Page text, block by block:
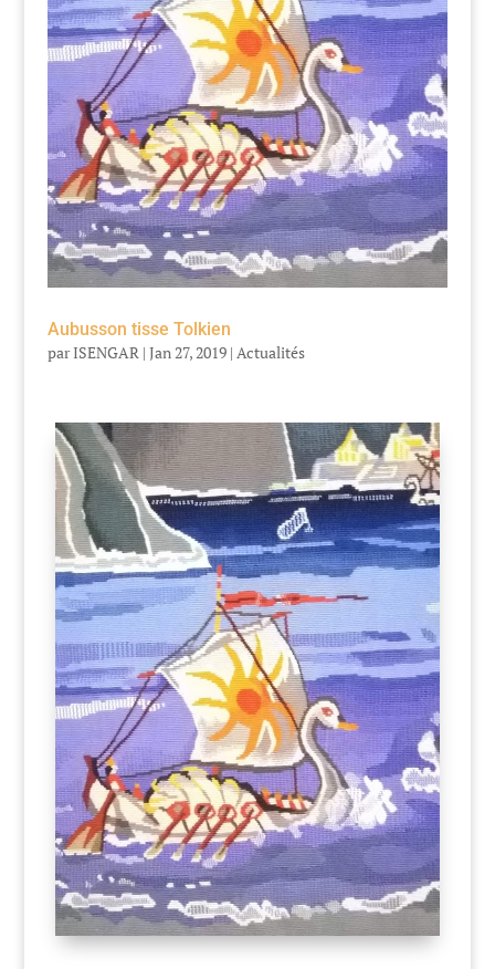
Aubusson tisse Tolkien
parISENGAR | Jan 27, 2019| Actualités